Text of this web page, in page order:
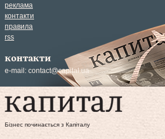
реклама
контакти
правила
rss
контакти
e-mail: contact@capital.ua
Бізнес починається з Капіталу